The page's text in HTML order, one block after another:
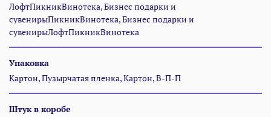
ЛофтПикникВинотека, Бизнес подарки и
сувенирыПикникВинотека, Бизнес подарки и
сувенирыЛофтПикникВинотека
Упаковка
Картон, Пузырчатая пленка, Картон, В-П-П
Штук в коробе